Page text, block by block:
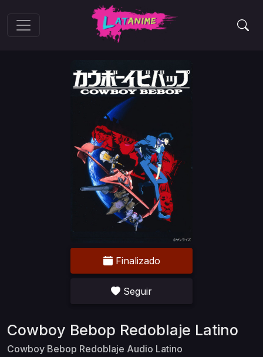
Finalizado
Seguir
Cowboy Bebop Redoblaje Latino
Cowboy Bebop Redoblaje Audio Latino